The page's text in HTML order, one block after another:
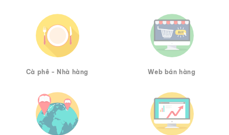
Cà phê - Nhà hàng Web bán hàng